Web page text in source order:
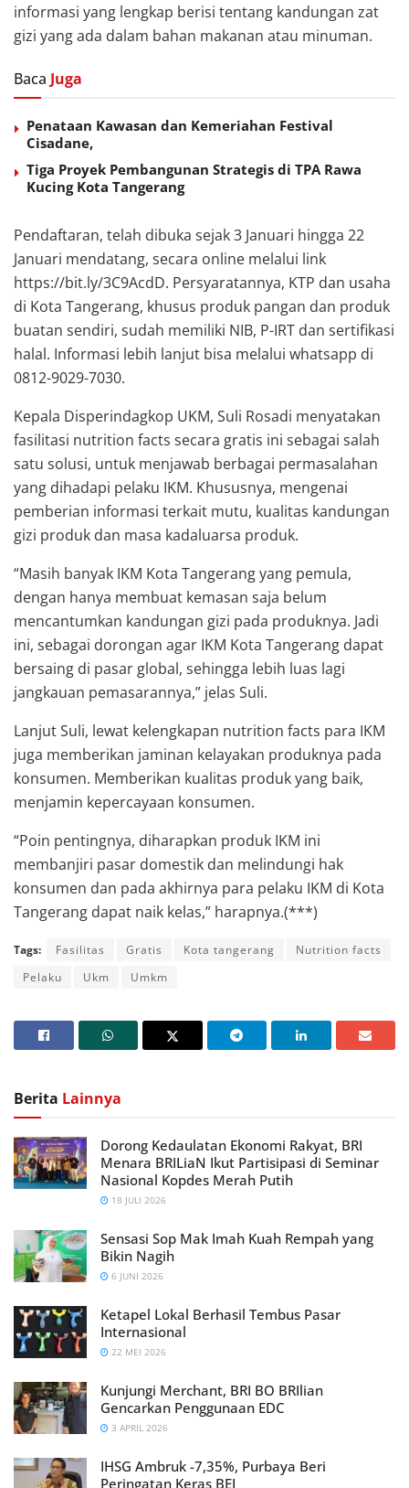
informasi yang lengkap berisi tentang kandungan zat
gizi yang ada dalam bahan makanan atau minuman.
Baca Juga
Penataan Kawasan dan Kemeriahan Festival
Cisadane,
Tiga Proyek Pembangunan Strategis di TPA Rawa
Kucing Kota Tangerang
Pendaftaran, telah dibuka sejak 3 Januari hingga 22
Januari mendatang, secara online melalui link
https://bit.ly/3C9AcdD. Persyaratannya, KTP dan usaha
di Kota Tangerang, khusus produk pangan dan produk
buatan sendiri, sudah memiliki NIB, P-IRT dan sertifikasi
halal. Informasi lebih lanjut bisa melalui whatsapp di
0812-9029-7030.
Kepala Disperindagkop UKM, Suli Rosadi menyatakan
fasilitasi nutrition facts secara gratis ini sebagai salah
satu solusi, untuk menjawab berbagai permasalahan
yang dihadapi pelaku IKM. Khususnya, mengenai
pemberian informasi terkait mutu, kualitas kandungan
gizi produk dan masa kadaluarsa produk.
“Masih banyak IKM Kota Tangerang yang pemula,
dengan hanya membuat kemasan saja belum
mencantumkan kandungan gizi pada produknya. Jadi
ini, sebagai dorongan agar IKM Kota Tangerang dapat
bersaing di pasar global, sehingga lebih luas lagi
jangkauan pemasarannya,” jelas Suli.
Lanjut Suli, lewat kelengkapan nutrition facts para IKM
juga memberikan jaminan kelayakan produknya pada
konsumen. Memberikan kualitas produk yang baik,
menjamin kepercayaan konsumen.
“Poin pentingnya, diharapkan produk IKM ini
membanjiri pasar domestik dan melindungi hak
konsumen dan pada akhirnya para pelaku IKM di Kota
Tangerang dapat naik kelas,” harapnya.(***)
Tags: Fasilitas Gratis Kota tangerang
Nutrition facts
Pelaku
Ukm Umkm
Berita Lainnya
Dorong Kedaulatan Ekonomi Rakyat, BRI
Menara BRILiaN Ikut Partisipasi di Seminar
Nasional Kopdes Merah Putih
18 JULI 2026
Sensasi Sop Mak Imah Kuah Rempah yang
Bikin Nagih
6 JUNI 2026
Ketapel Lokal Berhasil Tembus Pasar
Internasional
22 MEI 2026
Kunjungi Merchant, BRI BO BRIlian
Gencarkan Penggunaan EDC
3 APRIL 2026
IHSG Ambruk -7,35%, Purbaya Beri
Peringatan Keras BEI